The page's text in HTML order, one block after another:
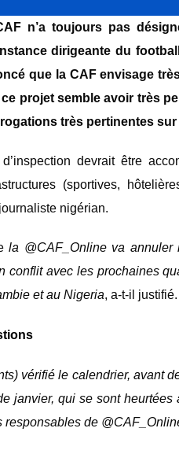
n’a toujours pas
dirigeante du
que la CAF envisage
projet semble avoir très
très pertinentes
devrait être
(sportives,
nigérian.
la @CAF_Online va annuler
conflit avec les prochaines
et au Nigeria, a-t-il justifié.
vérifié le calendrier, avant
janvier, qui se sont
de